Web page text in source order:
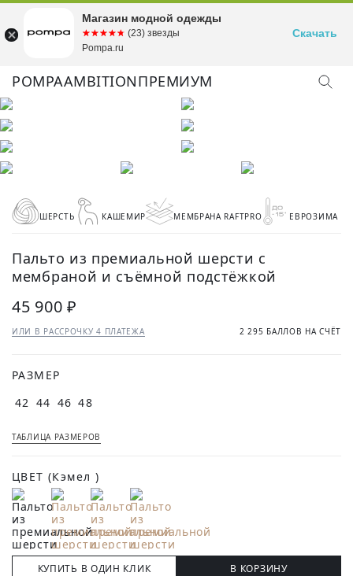
POMPAAMBITIONПРЕМИУМ
ШЕРСТЬ КАШЕМИР МЕМБРАНА RAFTPRO ЕВРОЗИМА
Пальто из премиальной шерсти с
мембраной и съёмной подстёжкой
45 900 ₽
ИЛИ В РАССРОЧКУ 4 ПЛАТЕЖА 2 295 БАЛЛОВ НА СЧЁТ
РАЗМЕР
42 44 46 48
ТАБЛИЦА РАЗМЕРОВ
ЦВЕТ (Кэмел )
КУПИТЬ В ОДИН КЛИК В КОРЗИНУ
Магазин модной одежды
☆☆☆☆☆
★★★★★ (23) звезды
Pompa.ru
Скачать